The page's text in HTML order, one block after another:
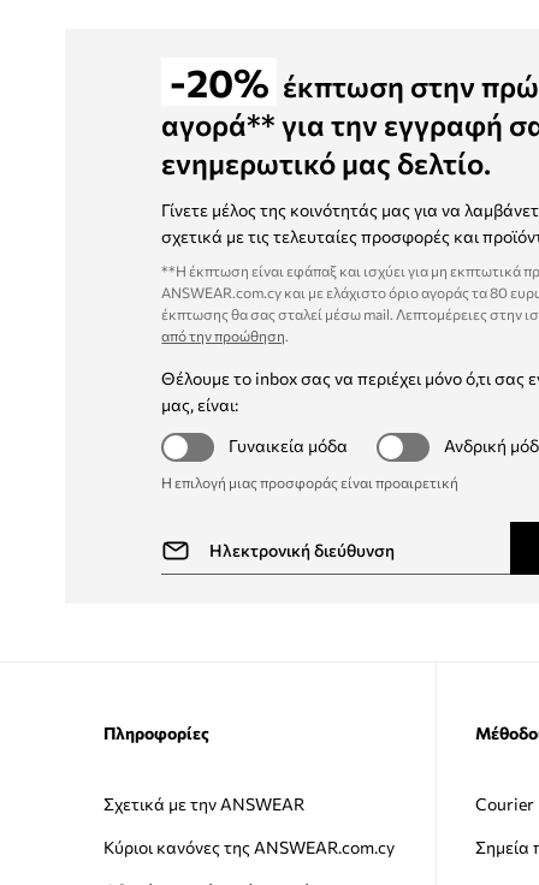
-20% έκπτωση στην
αγορά** για την εγγραφή
ενημερωτικό μας δελτίο.
Γίνετε μέλος της κοινότητάς μας για να
σχετικά με τις τελευταίες προσφορές και
**Η έκπτωση είναι εφάπαξ και ισχύει για μη εκπτωτικά
ANSWEAR.com.cy και με ελάχιστο όριο αγοράς τα 80
έκπτωσης θα σας σταλεί μέσω mail. Λεπτομέρειες στην
από την προώθηση.
Θέλουμε το inbox σας να περιέχει μόνο ό,τι σας
μας, είναι:
Γυναικεία μόδα
Ανδρική
Η επιλογή μιας προσφοράς είναι προαιρετική
Πληροφορίες
Σχετικά με την ANSWEAR
Κύριοι κανόνες της ANSWEAR.com.cy
Courier
Σημεία